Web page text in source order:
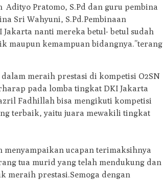
Pratomo, S.Pd dan guru pembina
Sri Wahyuni, S.Pd.Pembinaan
nanti mereka betul- betul sudah
maupun kemampuan bidangnya.’’terang
meraih prestasi di kompetisi O2SN
pada lomba tingkat DKI Jakarta
Fadhillah bisa mengikuti kompetisi
terbaik, yaitu juara mewakili tingkat
menyampaikan ucapan terimaksihnya
tua murid yang telah mendukung dan
meraih prestasi.Semoga dengan